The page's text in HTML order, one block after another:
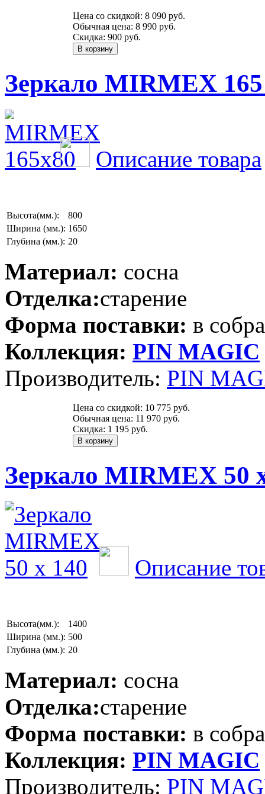
Цена со скидкой: 8 090 руб.
Обычная цена: 8 990 руб.
Скидка: 900 руб.
Зеркало MIRMEX
Описание товара
Высота(мм.):
800
Ширина (мм.): 1650
Глубина (мм.): 20
Материал: сосна
Отделка:старение
Форма поставки: в
Коллекция: PIN MAGIС
Производитель: PIN
Цена со скидкой: 10 775 руб.
Обычная цена: 11 970 руб.
Скидка: 1 195 руб.
Зеркало MIRMEX 50
Описание
Высота(мм.):
1400
Ширина (мм.): 500
Глубина (мм.): 20
Материал: сосна
Отделка:старение
Форма поставки: в
Коллекция: PIN MAGIС
Производитель: PIN